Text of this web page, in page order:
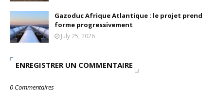
Gazoduc Afrique Atlantique : le projet prend
forme progressivement
July 25, 2026
ENREGISTRER UN COMMENTAIRE
0 Commentaires